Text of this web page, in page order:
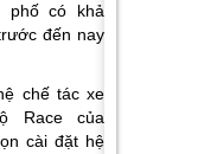
phố có khả
đến nay
chế tác xe
Race của
cài đặt hệ